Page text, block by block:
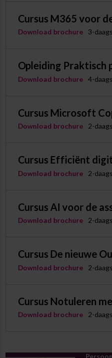
Cursus M365 voor
Download brochure 3-
Opleiding Praktisch
Download brochure 4-
Cursus Microsoft
Download brochure 2-
Cursus Efficiënt
Download brochure 2-
Cursus AI voor de
Download brochure 2-
Cursus De nieuwe
Download brochure 2-
Cursus Notuleren
Download brochure 2-